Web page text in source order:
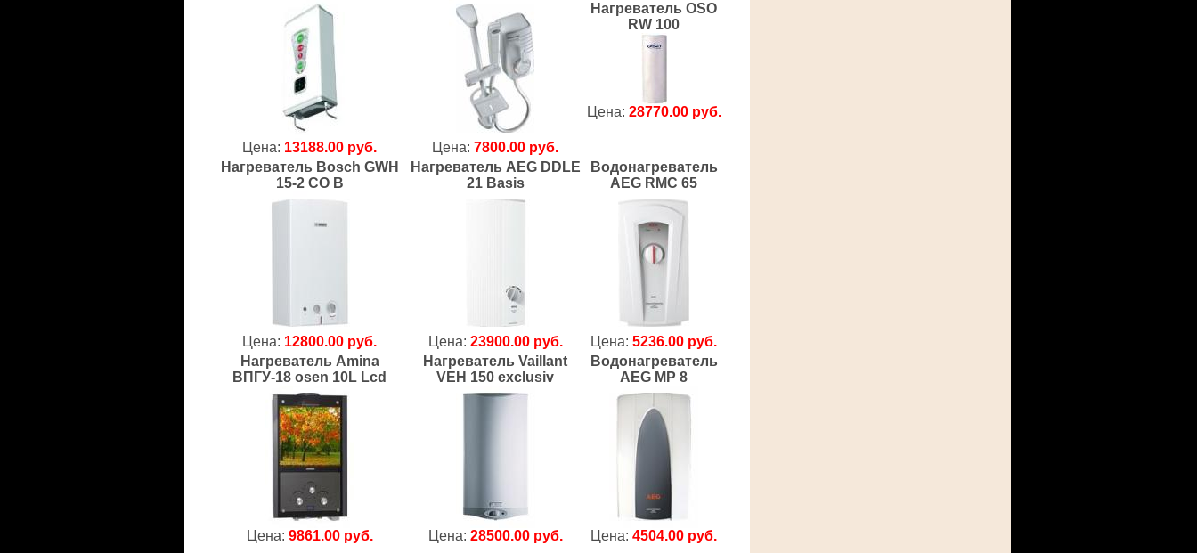
Цена: 13188.00 руб. Цена: 7800.00 руб.
Нагреватель OSO
RW 100
Цена: 28770.00 руб.
Нагреватель Bosch GWH
15-2 CO B
Цена: 12800.00 руб.
Нагреватель AEG DDLE
21 Basis
Цена: 23900.00 руб.
Водонагреватель
AEG RMC 65
Цена: 5236.00 руб.
Нагреватель Amina
ВПГУ-18 osen 10L Lcd
Цена: 9861.00 руб.
Нагреватель Vaillant
VEH 150 exclusiv
Цена: 28500.00 руб.
Водонагреватель
AEG MP 8
Цена: 4504.00 руб.